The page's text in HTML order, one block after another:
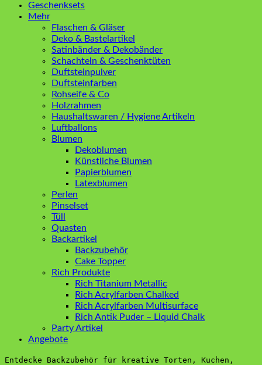
Geschenksets
Mehr
Flaschen & Gläser
Deko & Bastelartikel
Satinbänder & Dekobänder
Schachteln & Geschenktüten
Duftsteinpulver
Duftsteinfarben
Rohseife & Co
Holzrahmen
Haushaltswaren / Hygiene Artikeln
Luftballons
Blumen
Dekoblumen
Künstliche Blumen
Papierblumen
Latexblumen
Perlen
Pinselset
Tüll
Quasten
Backartikel
Backzubehör
Cake Topper
Rich Produkte
Rich Titanium Metallic
Rich Acrylfarben Chalked
Rich Acrylfarben Multisurface
Rich Antik Puder – Liquid Chalk
Party Artikel
Angebote
Entdecke Backzubehör für kreative Torten, Kuchen,